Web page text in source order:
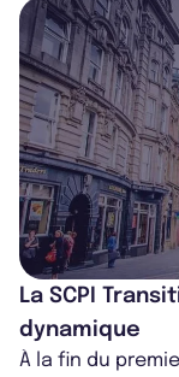
La SCPI
dynamique
À la fin du